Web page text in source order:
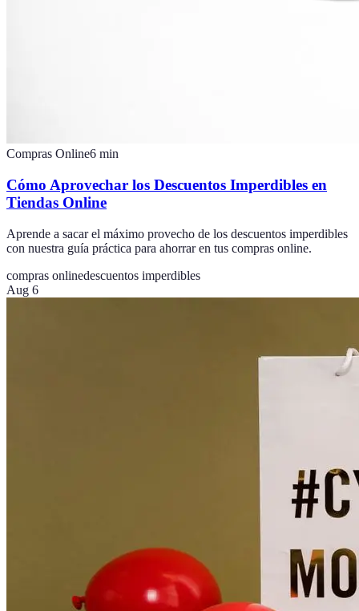
Compras Online6 min
Cómo Aprovechar los Descuentos Imperdibles en
Tiendas Online
Aprende a sacar el máximo provecho de los descuentos imperdibles
con nuestra guía práctica para ahorrar en tus compras online.
compras onlinedescuentos imperdibles
Aug 6